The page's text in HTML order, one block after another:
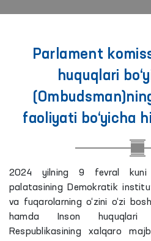
Parlament
huquqlari
faoliyati bo‘yicha
2024 yilning 9 fevral kuni
palatasining Demokratik
va fuqarolarning o‘zini o‘zi
hamda Inson huquqlari
Respublikasining xalqaro